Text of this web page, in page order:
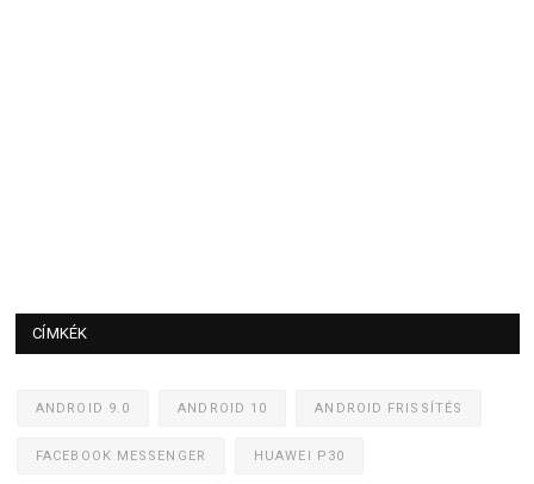
CÍMKÉK
ANDROID 9.0 ANDROID 10 ANDROID FRISSÍTÉS
FACEBOOK MESSENGER HUAWEI P30